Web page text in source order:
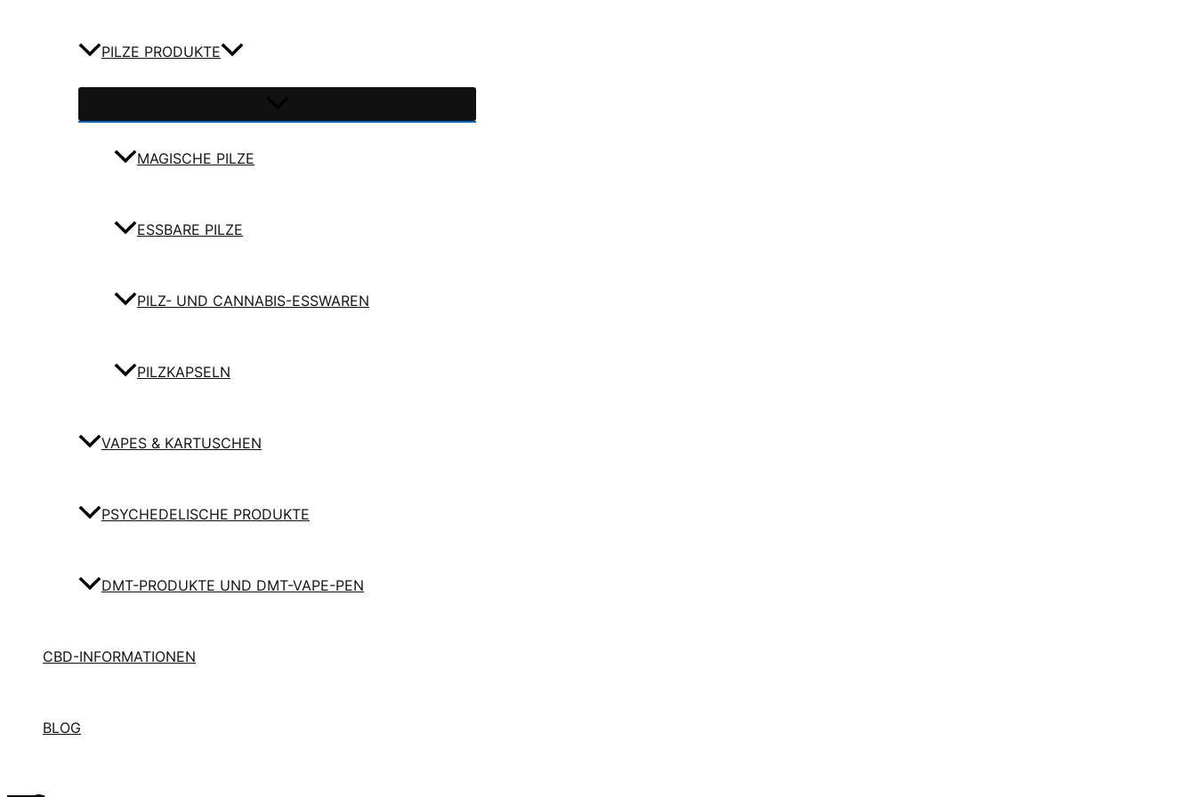
PILZE PRODUKTE
MAGISCHE PILZE
ESSBARE PILZE
PILZ- UND CANNABIS-ESSWAREN
PILZKAPSELN
VAPES & KARTUSCHEN
PSYCHEDELISCHE PRODUKTE
DMT-PRODUKTE UND DMT-VAPE-PEN
CBD-INFORMATIONEN
BLOG